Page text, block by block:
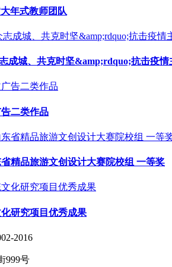
年式教师团队
成城、共克时坚&amp;rdquo;抗击疫情
二类作品
精品旅游文创设计大赛院校组 一等奖
研究项目优秀成果
2016
999号